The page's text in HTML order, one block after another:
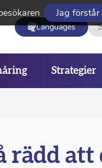
Jag förstår
Languages
Strategier
rädd att